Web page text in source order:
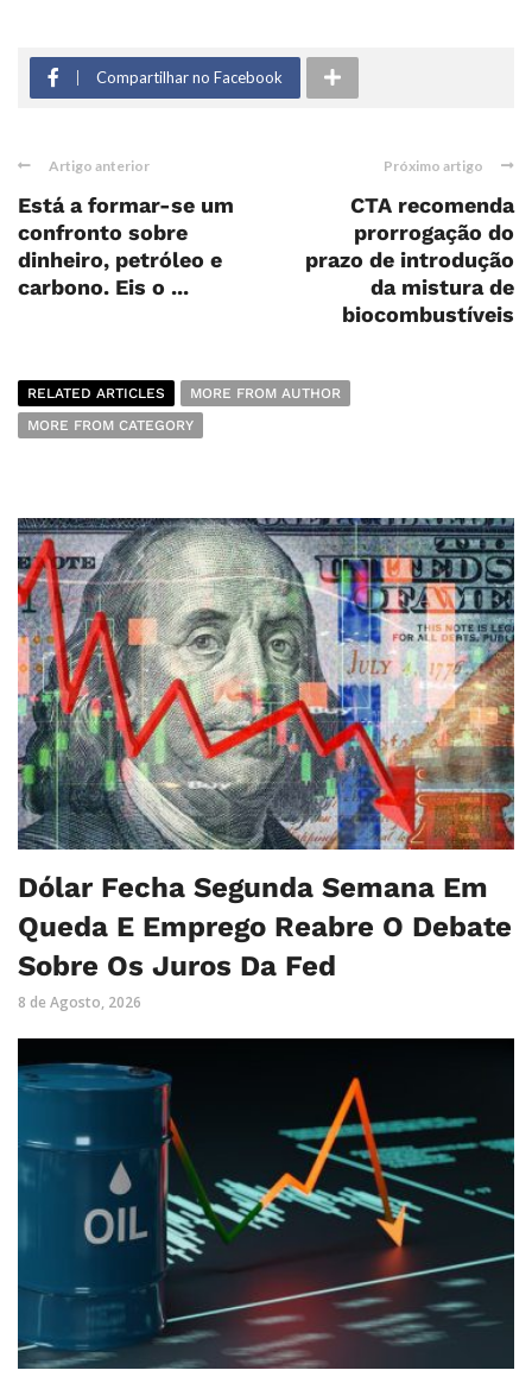
Compartilhar no Facebook
Artigo anterior
Está a formar-se um
confronto sobre
dinheiro, petróleo e
carbono. Eis o ...
Próximo artigo
CTA recomenda
prorrogação do
prazo de introdução
da mistura de
biocombustíveis
RELATED ARTICLES
MORE FROM AUTHOR
MORE FROM CATEGORY
Dólar Fecha Segunda Semana Em
Queda E Emprego Reabre O Debate
Sobre Os Juros Da Fed
8 de Agosto, 2026